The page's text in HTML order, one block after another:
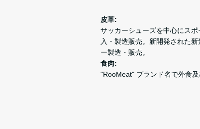
皮革:
サッカーシューズを中心にス
入・製造販売。新開発された
ー製造・販売。
食肉:
"RooMeat" ブランド名で外食